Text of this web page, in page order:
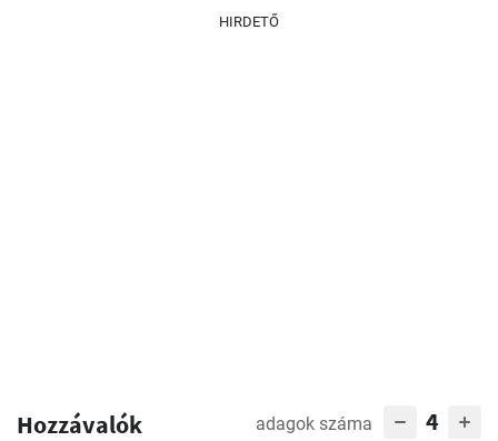
HIRDETŐ
Hozzávalók adagok száma 4